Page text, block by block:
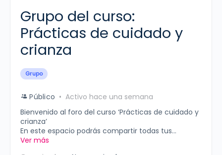
Grupo del curso:
Prácticas de cuidado y
crianza
Grupo
Público
Activo hace una semana
Bienvenido al foro del curso ‘Prácticas de cuidado y
crianza’
En este espacio podrás compartir todas tus...
Ver más